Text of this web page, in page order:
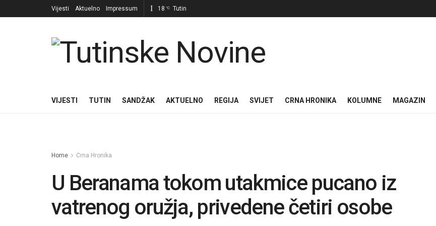
Vijesti Aktuelno Impressum 18 °C Tutin
VIJESTI TUTIN SANDŽAK AKTUELNO REGIJA SVIJET CRNA HRONIKA KOLUMNE MAGAZIN
Home Crna Hronika
U Beranama tokom utakmice pucano iz
vatrenog oružja, privedene četiri osobe